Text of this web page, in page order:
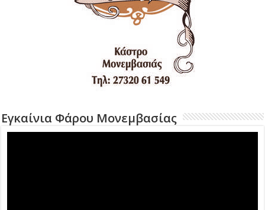
Εγκαίνια Φάρου Μονεμβασίας